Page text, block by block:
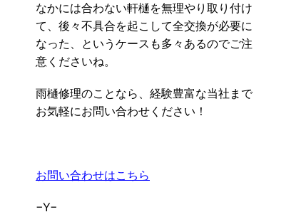
なかには合わない軒樋を無理やり取り付け
て、後々不具合を起こして全交換が必要に
なった、というケースも多々あるのでご注
意くださいね。
雨樋修理のことなら、経験豊富な当社まで
お気軽にお問い合わせください！
お問い合わせはこちら
−Y−